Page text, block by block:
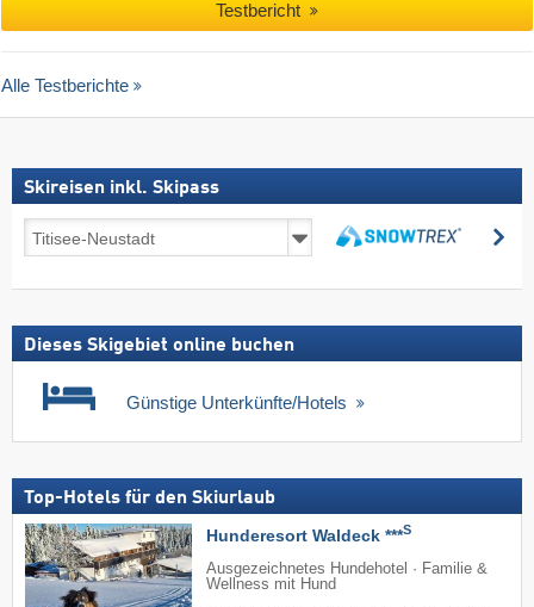
Testbericht
Alle Testberichte
Skireisen inkl. Skipass
Skireisen
inkl.
Dieses Skigebiet online buchen
Günstige Unterkünfte/Hotels
Top-Hotels für den Skiurlaub
Hunderesort Waldeck ***S
Ausgezeichnetes Hundehotel · Familie &
Wellness mit Hund